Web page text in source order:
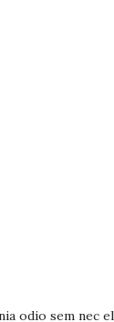
odio sem nec